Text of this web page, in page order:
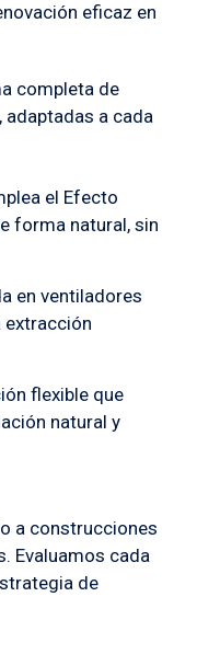
eficaz en
completa de
a cada
el Efecto
forma natural, sin
en ventiladores
extracción
flexible que
natural y
a construcciones
Evaluamos cada
de